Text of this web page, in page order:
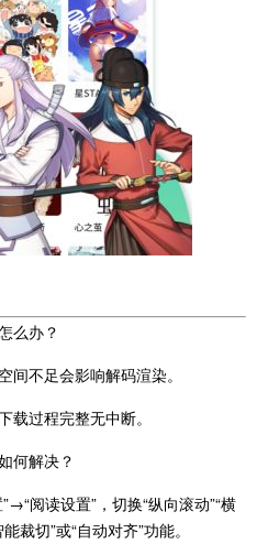
么办？
间不足会影响解码渲染。
载过程完整无中断。
何解决？
阅读设置”，切换“纵向滚动”“横
裁切”或“自动对齐”功能。